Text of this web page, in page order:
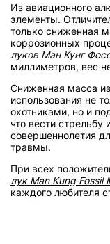
Из авиационного
элементы.
только сниженная
коррозионных
луков Ман Кунг
миллиметров, вес
Сниженная масса
использования не
охотниками, но и
что вести стрельбу
совершеннолетия
травмы.
При всех
лук Man Kung Fossil
каждого любителя